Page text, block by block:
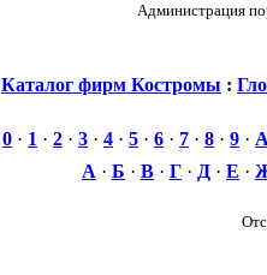
Администрация
Каталог фирм Костромы :
0 · 1 · 2 · 3 · 4 · 5 · 6 · 7 · 8 · 9 ·
А · Б · В · Г · Д · Е ·